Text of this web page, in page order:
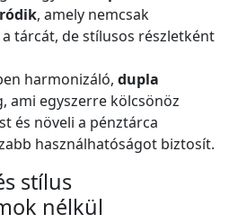
, amely nemcsak
tárcát, de stílusos részletként
harmonizáló, dupla
ami egyszerre kölcsönöz
és növeli a pénztárca
használhatóságot biztosít.
stílus
nélkül